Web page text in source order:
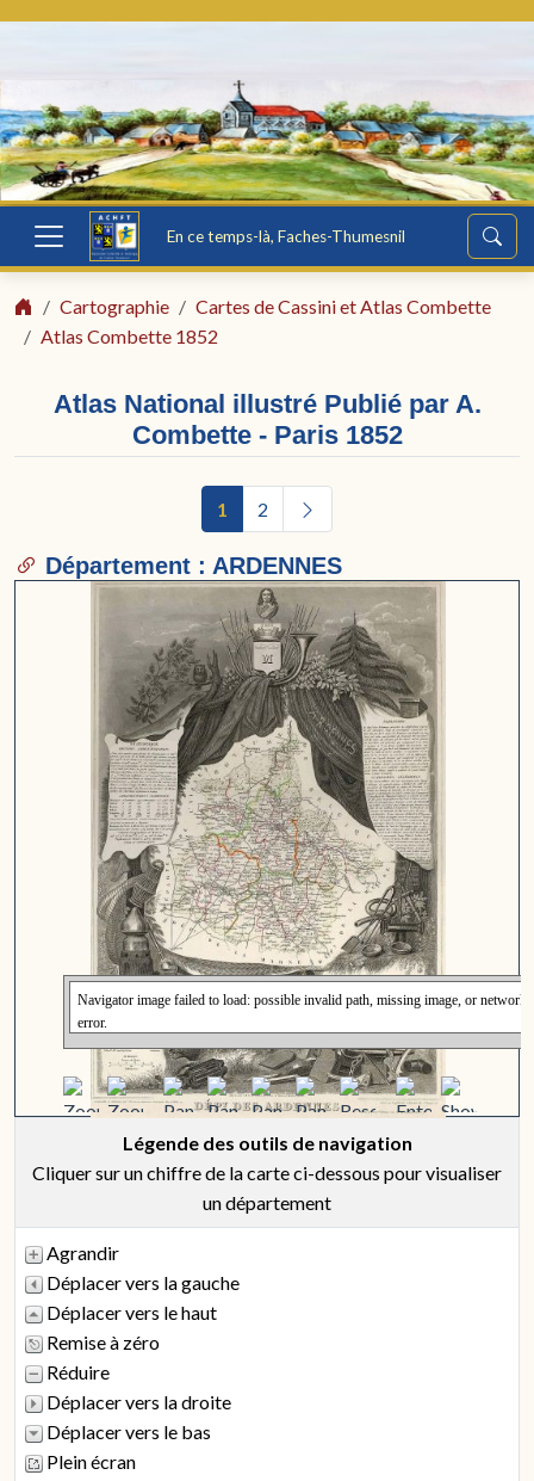
En ce temps-là, Faches-Thumesnil
Cartographie
Cartes de Cassini et Atlas Combette
Atlas Combette 1852
Atlas National illustré Publié par A.
Combette - Paris 1852
1 2
Département : ARDENNES
Légende des outils de navigation
Cliquer sur un chiffre de la carte ci-dessous pour visualiser
un département
Agrandir
Déplacer vers la gauche
Déplacer vers le haut
Remise à zéro
Réduire
Déplacer vers la droite
Déplacer vers le bas
Plein écran